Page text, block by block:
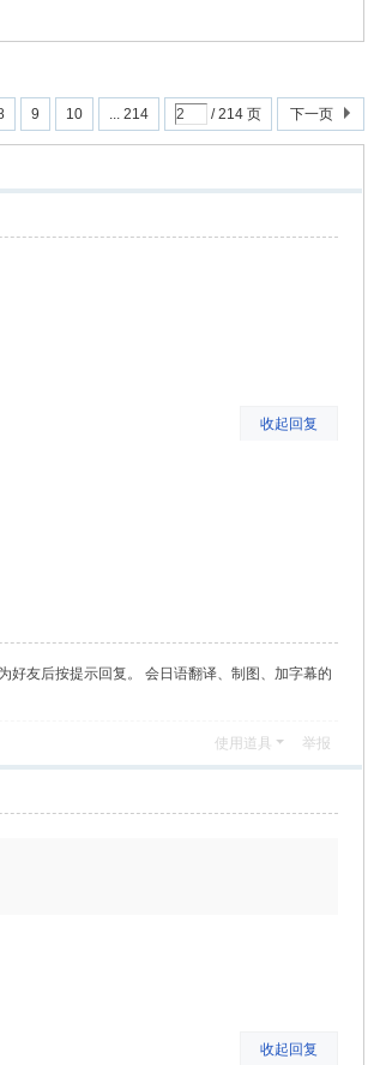
9 10 ... 214 / 214 页 下一页
收起回复
友后按提示回复。 会日语翻译、制图、加字幕的
使用道具 举报
收起回复